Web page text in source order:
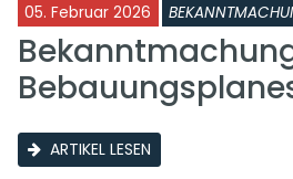
05. Februar 2026
ARTIKEL LESEN